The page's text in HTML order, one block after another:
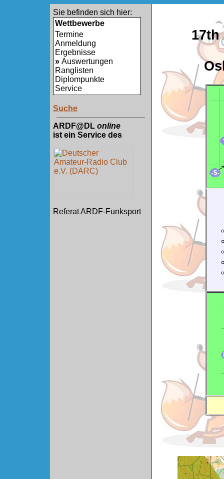
Sie befinden sich hier:
Wettbewerbe
Termine
Anmeldung
Ergebnisse
» Auswertungen
Ranglisten
Diplompunkte
Service
Suche
ARDF@DL online
ist ein Service des
Referat ARDF-Funksport
17th